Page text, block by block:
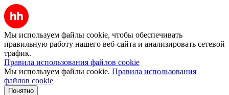
Мы используем файлы cookie, чтобы обеспечивать
правильную работу нашего веб-сайта и анализировать сетевой
трафик.
Правила использования файлов cookie
Мы используем файлы cookie. Правила использования
файлов cookie
Понятно